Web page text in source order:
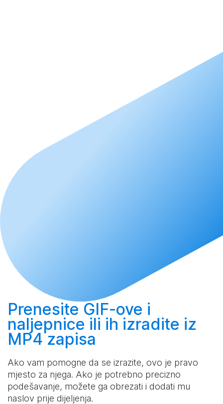
Prenesite GIF-ove i
naljepnice ili ih izradite iz
MP4 zapisa
Ako vam pomogne da se izrazite, ovo je pravo
mjesto za njega. Ako je potrebno precizno
podešavanje, možete ga obrezati i dodati mu
naslov prije dijeljenja.